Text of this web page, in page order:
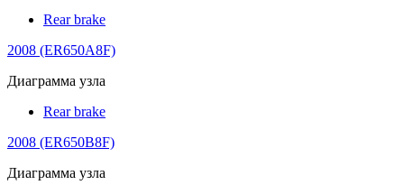
Rear brake
2008 (ER650A8F)
Диаграмма узла
Rear brake
2008 (ER650B8F)
Диаграмма узла